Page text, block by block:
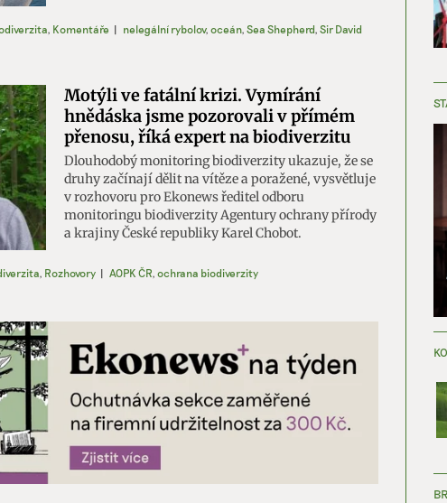
, Komentáře | nelegální rybolov, oceán, Sea Shepherd, Sir David
Motýli ve fatální krizi. Vymírání
hnědáska jsme pozorovali v přímém
přenosu, říká expert na biodiverzitu
Dlouhodobý monitoring biodiverzity ukazuje, že se
druhy začínají dělit na vítěze a poražené, vysvětluje
v rozhovoru pro Ekonews ředitel odboru
monitoringu biodiverzity Agentury ochrany přírody
a krajiny České republiky Karel Chobot.
, Rozhovory | AOPK ČR, ochrana biodiverzity